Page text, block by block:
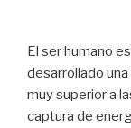
El ser humano
desarrollado
muy superior a
captura de